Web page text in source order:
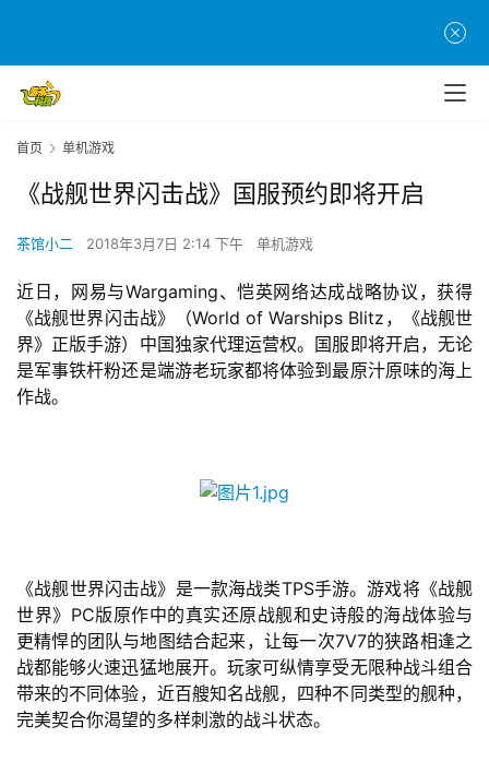
首页 单机游戏
《战舰世界闪击战》国服预约即将开启
茶馆小二 2018年3月7日 2:14 下午 单机游戏
近日，网易与Wargaming、恺英网络达成战略协议，获得
《战舰世界闪击战》（World of Warships Blitz，《战舰世
界》正版手游）中国独家代理运营权。国服即将开启，无论
是军事铁杆粉还是端游老玩家都将体验到最原汁原味的海上
作战。
《战舰世界闪击战》是一款海战类TPS手游。游戏将《战舰
世界》PC版原作中的真实还原战舰和史诗般的海战体验与
更精悍的团队与地图结合起来，让每一次7V7的狭路相逢之
战都能够火速迅猛地展开。玩家可纵情享受无限种战斗组合
带来的不同体验，近百艘知名战舰，四种不同类型的舰种，
完美契合你渴望的多样刺激的战斗状态。